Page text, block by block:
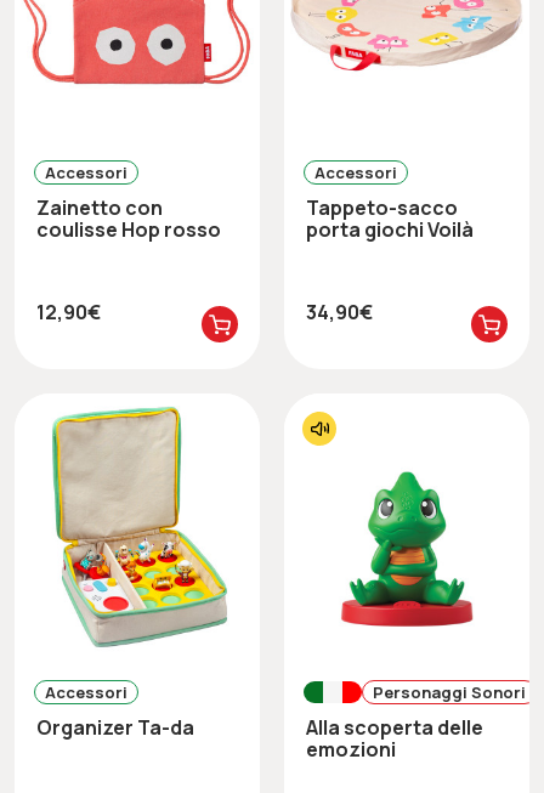
Accessori
Zainetto con
coulisse Hop rosso
12,90€
Accessori
Tappeto-sacco
porta giochi Voilà
34,90€
Accessori
Organizer Ta-da
Personaggi Sonori
Alla scoperta delle
emozioni